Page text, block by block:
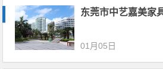
东莞市中艺嘉美家
01月05日